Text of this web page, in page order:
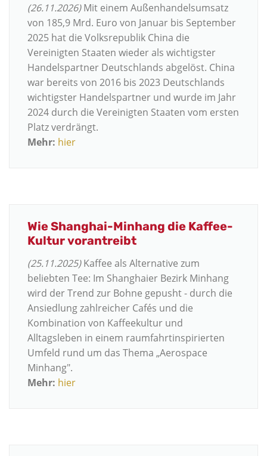
(26.11.2026)Mit einem Außenhandelsumsatz
von 185,9 Mrd. Euro von Januar bis September
2025 hat die Volksrepublik China die
Vereinigten Staaten wieder als wichtigster
Handelspartner Deutschlands abgelöst. China
war bereits von 2016 bis 2023 Deutschlands
wichtigster Handelspartner und wurde im Jahr
2024 durch die Vereinigten Staaten vom ersten
Platz verdrängt.
Mehr: hier
Wie Shanghai-Minhang die Kaffee-
Kultur vorantreibt
(25.11.2025)Kaffee als Alternative zum
beliebten Tee: Im Shanghaier Bezirk Minhang
wird der Trend zur Bohne gepusht - durch die
Ansiedlung zahlreicher Cafés und die
Kombination von Kaffeekultur und
Alltagsleben in einem raumfahrtinspirierten
Umfeld rund um das Thema „Aerospace
Minhang".
Mehr: hier